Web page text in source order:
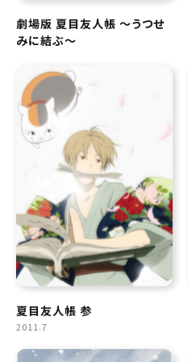
劇場版 夏目友人帳 ～うつせ
みに結ぶ～
夏目友人帳 参
2011.7